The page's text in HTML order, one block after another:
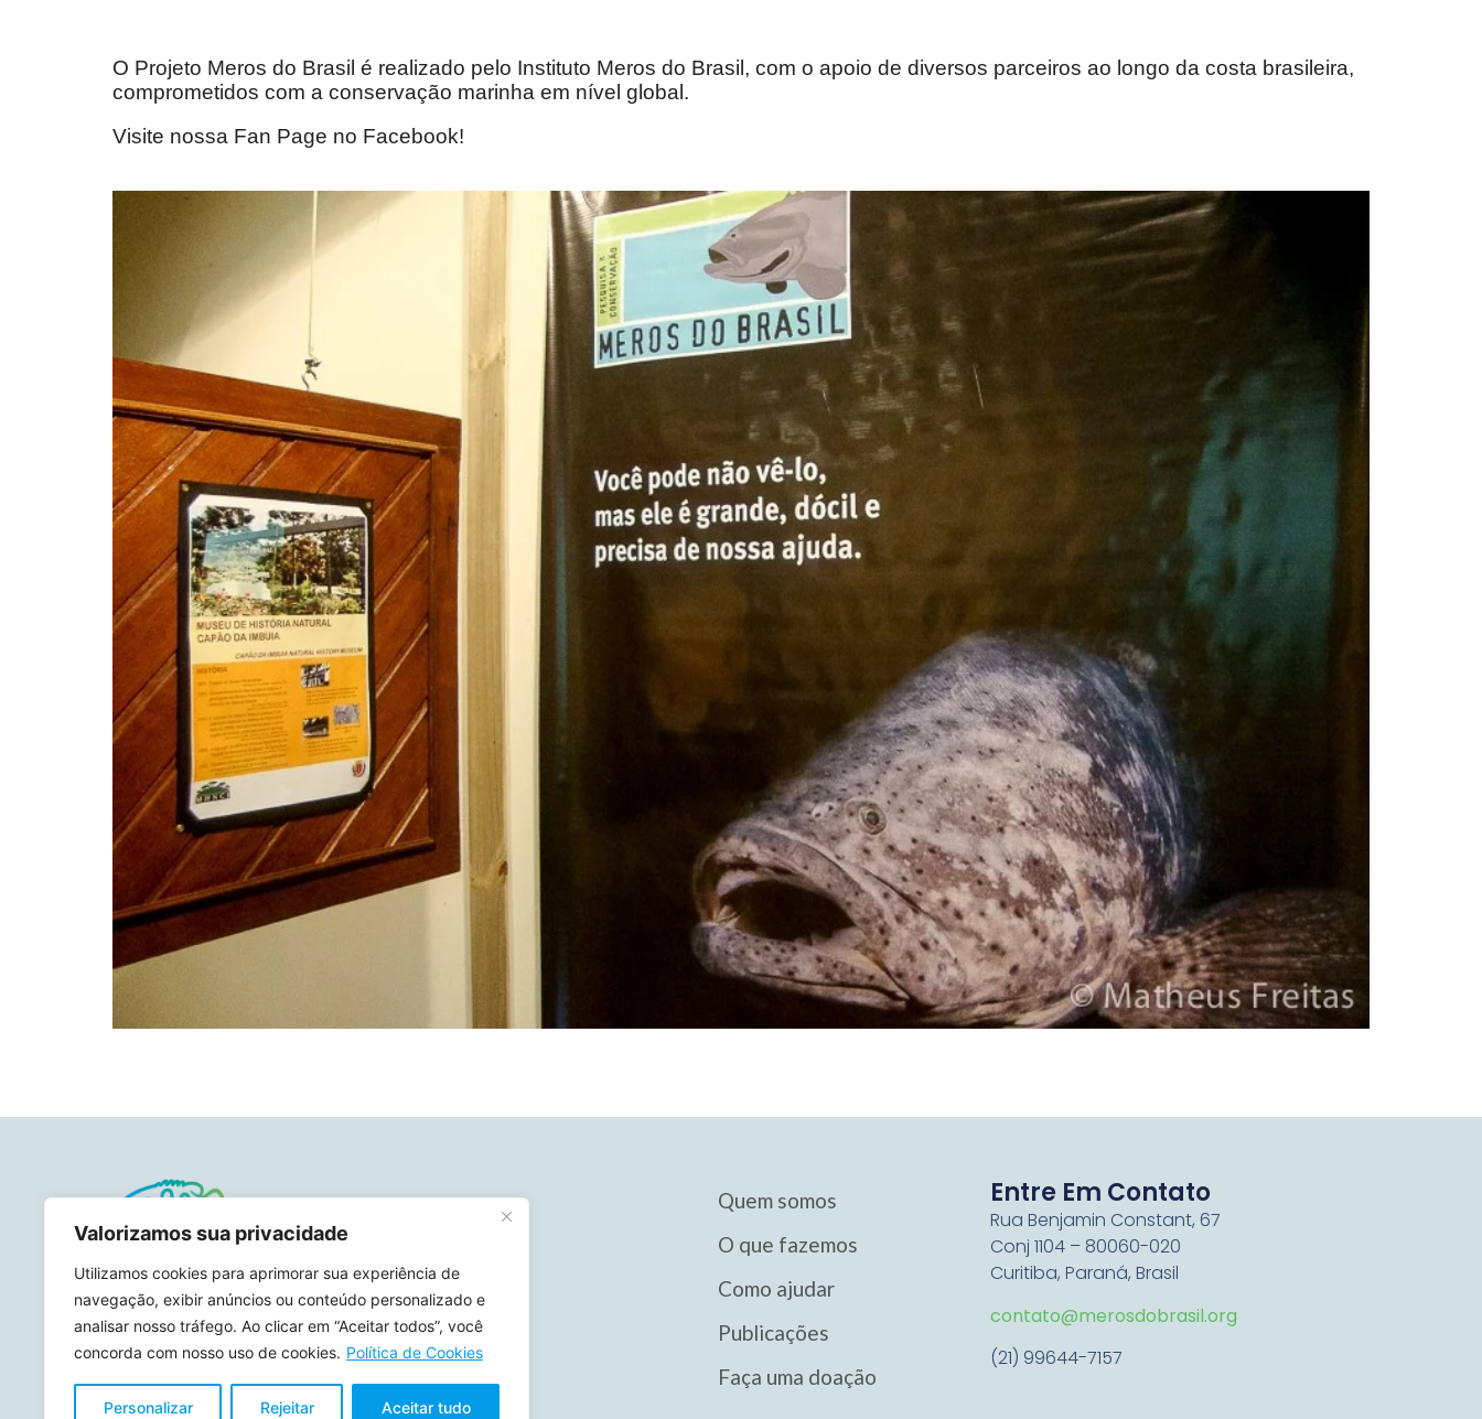
Valorizamos sua privacidade
Utilizamos cookies para aprimorar sua experiência de
navegação, exibir anúncios ou conteúdo personalizado e
analisar nosso tráfego. Ao clicar em “Aceitar todos”, você
concorda com nosso uso de cookies. Política de Cookies
Personalizar Rejeitar Aceitar tudo
O Projeto Meros do Brasil é realizado pelo Instituto Meros do Brasil, com o apoio de diversos parceiros ao longo da costa brasileira,
comprometidos com a conservação marinha em nível global.
Visite nossa Fan Page no Facebook!
O Meros do Brasil hoje está presente
em nove estados e 37 municípios
onde realiza ações de pesquisa
científica, educação ambiental e
comunicação.
Quem somos
O que fazemos
Como ajudar
Publicações
Faça uma doação
Entre Em Contato
Rua Benjamin Constant, 67
Conj 1104 – 80060-020
Curitiba, Paraná, Brasil
contato@merosdobrasil.org
(21) 99644-7157